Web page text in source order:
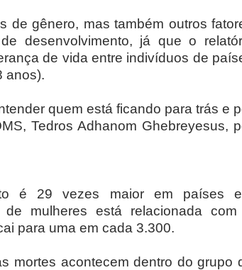
de gênero, mas também outros
desenvolvimento, já que o
de vida entre indivíduos de
anos).
quem está ficando para trás e
Tedros Adhanom Ghebreyesus,
é 29 vezes maior em países
mulheres está relacionada
para uma em cada 3.300.
mortes acontecem dentro do grupo